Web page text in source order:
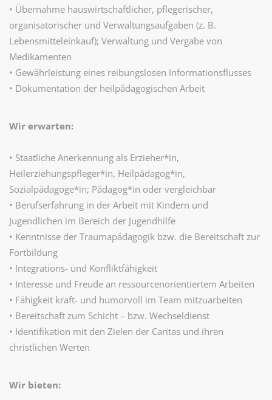
• Übernahme hauswirtschaftlicher, pflegerischer,
organisatorischer und Verwaltungsaufgaben (z. B.
Lebensmitteleinkauf); Verwaltung und Vergabe von
Medikamenten
• Gewährleistung eines reibungslosen Informationsflusses
• Dokumentation der heilpädagogischen Arbeit
Wir erwarten:
• Staatliche Anerkennung als Erzieher*in,
Heilerziehungspfleger*in, Heilpädagog*in,
Sozialpädagoge*in; Pädagog*in oder vergleichbar
• Berufserfahrung in der Arbeit mit Kindern und
Jugendlichen im Bereich der Jugendhilfe
• Kenntnisse der Traumapädagogik bzw. die Bereitschaft zur
Fortbildung
• Integrations- und Konfliktfähigkeit
• Interesse und Freude an ressourcenorientiertem Arbeiten
• Fähigkeit kraft- und humorvoll im Team mitzuarbeiten
• Bereitschaft zum Schicht – bzw. Wechseldienst
• Identifikation mit den Zielen der Caritas und ihren
christlichen Werten
Wir bieten: